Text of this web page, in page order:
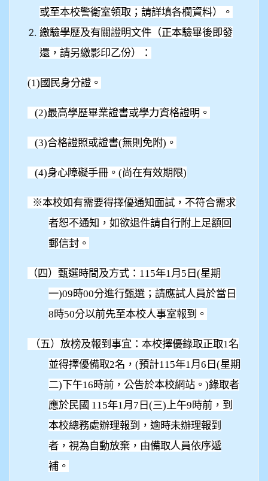
或至本校警衛室領取；請詳填各欄資料）。
繳驗學歷及有關證明文件（正本驗畢後即發
還，請另繳影印乙份）：
(1) 國民身分證。
(2)最高學歷畢業證書或學力資格證明。
(3)合格證照或證書(無則免附)。
(4)身心障礙手冊。(尚在有效期限)
※本校如有需要得擇優通知面試，不符合需求
者恕不通知，如欲退件請自行附上足額回
郵信封。
（四）甄選時間及方式：115年1月5日(星期
一)09時00分進行甄選；請應試人員於當日
8時50分以前先至本校人事室報到。
（五）放榜及報到事宜：本校擇優錄取正取1名
並得擇優備取2名，(預計115年1月6日(星期
二)下午16時前，公告於本校網站。)錄取者
應於民國 115年1月7日(三)上午9時前，到
本校總務處辦理報到，逾時未辦理報到
者，視為自動放棄，由備取人員依序遞
補。